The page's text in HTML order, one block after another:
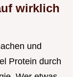
wirklich
und
Protein durch